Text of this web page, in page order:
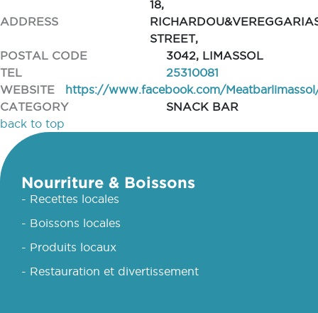
ADDRESS
18,
STREET,
POSTAL CODE
3042, LIMASSOL
TEL
25310081
WEBSITE
https://www.facebook.com/
CATEGORY
SNACK BAR
back to top
Nourriture & Boissons
- Recettes locales
- Boissons locales
- Produits locaux
- Restauration et divertissement